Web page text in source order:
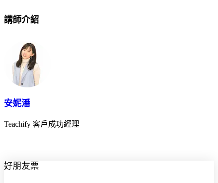
講師介紹
安妮潘
Teachify 客戶成功經理
好朋友票